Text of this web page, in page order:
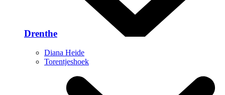
Drenthe
Diana Heide
Torentjeshoek